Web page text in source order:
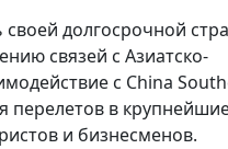
долгосрочной
связей с Азиатско-
с China
в
и бизнесменов.